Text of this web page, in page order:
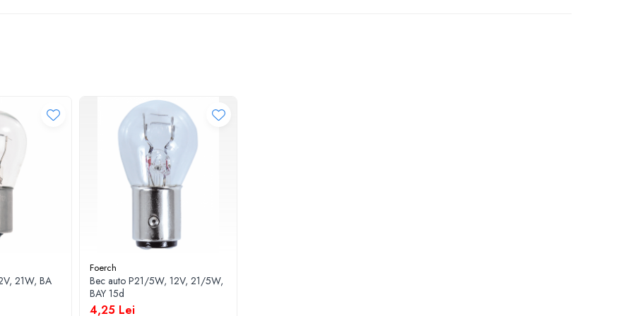
21W, BA
Foerch
Bec auto P21/5W, 12V, 21/5W,
BAY 15d
4,25 Lei